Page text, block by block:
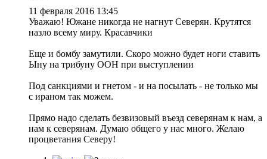
11 февраля 2016 13:45
Уважаю! Южане никогда не нагнут Северян. Крутятся
назло всему миру. Красавчики
Еще и бомбу замутили. Скоро можно будет ноги ставить
Ыну на трибуну ООН при выступлении
Под санкциями и гнетом - и на посылать - не только мы
с ираном так можем.
Прямо надо сделать безвизовый въезд северянам к нам, а
нам к северянам. Думаю общего у нас много. Желаю
процветания Северу!